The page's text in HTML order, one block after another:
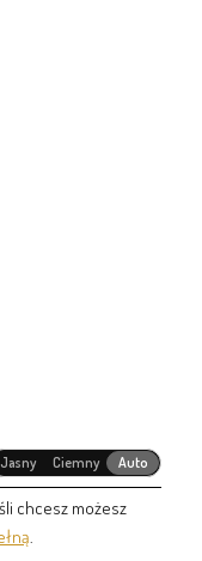
Jasny Ciemny Auto
chcesz możesz